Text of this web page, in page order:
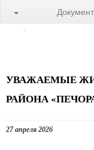
УВАЖАЕМЫЕ
РАЙОНА
27 апреля 2026